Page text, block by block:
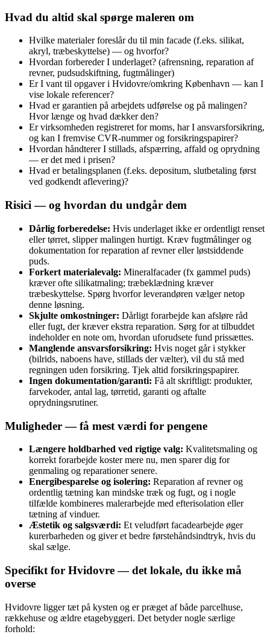
Hvad du altid skal spørge maleren om
Hvilke materialer foreslår du til min facade (f.eks. silikat,
akryl, træbeskyttelse) — og hvorfor?
Hvordan forbereder I underlaget? (afrensning, reparation af
revner, pudsudskiftning, fugtmålinger)
Er I vant til opgaver i Hvidovre/omkring København — kan I
vise lokale referencer?
Hvad er garantien på arbejdets udførelse og på malingen?
Hvor længe og hvad dækker den?
Er virksomheden registreret for moms, har I ansvarsforsikring,
og kan I fremvise CVR‑nummer og forsikringspapirer?
Hvordan håndterer I stillads, afspærring, affald og oprydning
— er det med i prisen?
Hvad er betalingsplanen (f.eks. depositum, slutbetaling først
ved godkendt aflevering)?
Risici — og hvordan du undgår dem
Dårlig forberedelse: Hvis underlaget ikke er ordentligt renset
eller tørret, slipper malingen hurtigt. Kræv fugtmålinger og
dokumentation for reparation af revner eller løstsiddende
puds.
Forkert materialevalg: Mineralfacader (fx gammel puds)
kræver ofte silikatmaling; træbeklædning kræver
træbeskyttelse. Spørg hvorfor leverandøren vælger netop
denne løsning.
Skjulte omkostninger: Dårligt forarbejde kan afsløre råd
eller fugt, der kræver ekstra reparation. Sørg for at tilbuddet
indeholder en note om, hvordan uforudsete fund prissættes.
Manglende ansvarsforsikring: Hvis noget går i stykker
(bilrids, naboens have, stillads der vælter), vil du stå med
regningen uden forsikring. Tjek altid forsikringspapirer.
Ingen dokumentation/garanti: Få alt skriftligt: produkter,
farvekoder, antal lag, tørretid, garanti og aftalte
oprydningsrutiner.
Muligheder — få mest værdi for pengene
Længere holdbarhed ved rigtige valg: Kvalitetsmaling og
korrekt forarbejde koster mere nu, men sparer dig for
genmaling og reparationer senere.
Energibesparelse og isolering: Reparation af revner og
ordentlig tætning kan mindske træk og fugt, og i nogle
tilfælde kombineres malerarbejde med efterisolation eller
tætning af vinduer.
Æstetik og salgsværdi: Et veludført facadearbejde øger
kurerbarheden og giver et bedre førstehåndsindtryk, hvis du
skal sælge.
Specifikt for Hvidovre — det lokale, du ikke må
overse
Hvidovre ligger tæt på kysten og er præget af både parcelhuse,
rækkehuse og ældre etagebyggeri. Det betyder nogle særlige
forhold: